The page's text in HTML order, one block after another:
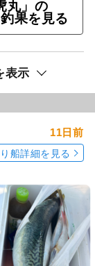
丸」の
果を見る
表示
11日前
船詳細を見る